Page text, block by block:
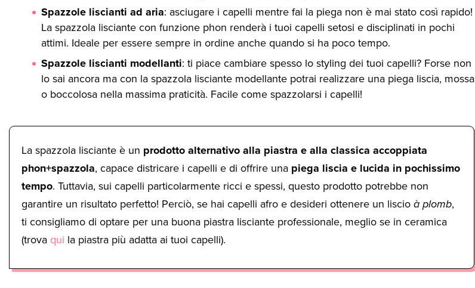
Spazzole liscianti ad aria: asciugare i capelli mentre fai la piega non è mai stato così rapido!
La spazzola lisciante con funzione phon renderà i tuoi capelli setosi e disciplinati in pochi
attimi. Ideale per essere sempre in ordine anche quando si ha poco tempo.
Spazzole liscianti modellanti: ti piace cambiare spesso lo styling dei tuoi capelli? Forse non
lo sai ancora ma con la spazzola lisciante modellante potrai realizzare una piega liscia, mossa
o boccolosa nella massima praticità. Facile come spazzolarsi i capelli!
La spazzola lisciante è un prodotto alternativo alla piastra e alla classica accoppiata
phon+spazzola, capace districare i capelli e di offrire una piega liscia e lucida in pochissimo
tempo. Tuttavia, sui capelli particolarmente ricci e spessi, questo prodotto potrebbe non
garantire un risultato perfetto! Perciò, se hai capelli afro e desideri ottenere un liscioà plomb,
ti consigliamo di optare per una buona piastra lisciante professionale, meglio se in ceramica
(trova qui la piastra più adatta ai tuoi capelli).